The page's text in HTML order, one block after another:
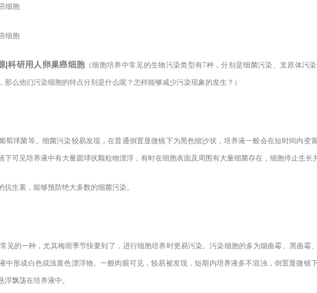
细胞
细胞
|科研用人卵巢癌细胞（细胞培养中常见的生物污染类型有7种，分别是细菌污染、支原体污
么他们污染细胞的特点分别是什么呢？怎样能够减少污染现象的发生？）
萄球菌等。细菌污染较易发现，在普通倒置显微镜下为黑色细沙状，培养液一般会在短时间内变
下可见培养液中有大量圆球状颗粒物漂浮，有时在细胞表面及周围有大量细菌存在，细胞停止生长
生素，能够预防绝大多数的细菌污染。
见的一种，尤其梅雨季节快要到了，进行细胞培养时更易污染。污染细胞的多为烟曲霉、黑曲霉
中形成白色或浅黄色漂浮物。一般肉眼可见，较易被发现，短期内培养液多不混浊，倒置显微镜
飘荡在培养液中。